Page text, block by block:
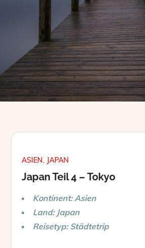
ASIEN JAPAN
Japan Teil 4 – Tokyo
Kontinent: Asien
Land: Japan
Reisetyp: Städtetrip